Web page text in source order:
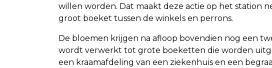
willen worden. Dat maakt deze actie op het station
groot boeket tussen de winkels en perrons.
De bloemen krijgen na afloop bovendien nog een
wordt verwerkt tot grote boeketten die worden
een kraamafdeling van een ziekenhuis en een